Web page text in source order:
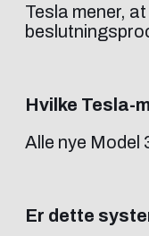
Tesla mener,
Hvilke Tesla-
Alle nye Model
Er dette